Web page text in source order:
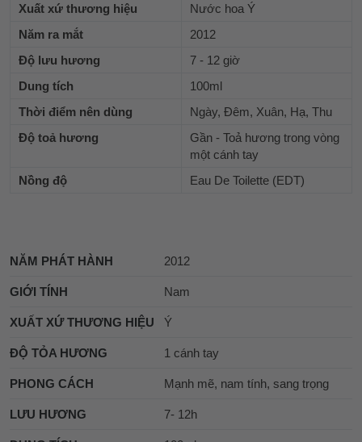
Xuất xứ thương hiệu
Nước hoa Ý
Năm ra mắt
2012
Độ lưu hương
7 - 12 giờ
Dung tích
100ml
Thời điểm nên dùng
Ngày, Đêm, Xuân, Hạ, Thu
Độ toả hương
Gần - Toả hương trong vòng
một cánh tay
Nồng độ
Eau De Toilette (EDT)
NĂM PHÁT HÀNH 2012
GIỚI TÍNH Nam
XUẤT XỨ THƯƠNG HIỆU Ý
ĐỘ TỎA HƯƠNG 1 cánh tay
PHONG CÁCH Mạnh mẽ, nam tính, sang trọng
LƯU HƯƠNG 7- 12h